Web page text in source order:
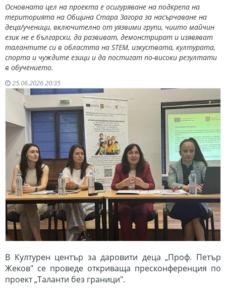
Основната цел на проекта е осигуряване на подкрепа на
територията на Община Стара Загора за насърчаване на
деца/ученици, включително от уязвими групи, чиито майчин
език не е български, да развиват, демонстрират и изявяват
талантите си в областта на STEM, изкуствата, културата,
спорта и чуждите езици и да постигат по-високи резултати
в обучението.
25.06.2026 20:35
В Културен център за даровити деца „Проф. Петър
Жеков" се проведе откриваща пресконференция по
проект „Таланти без граници".